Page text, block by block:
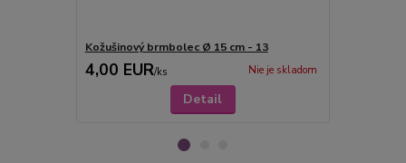
Kožušinový brmbolec Ø 15 cm - 13
4,00 EUR/ks Nie je skladom
Detail